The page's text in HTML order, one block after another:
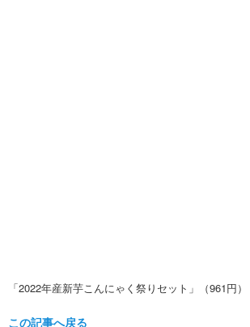
「2022年産新芋こんにゃく祭りセット」（961円）
この記事へ戻る